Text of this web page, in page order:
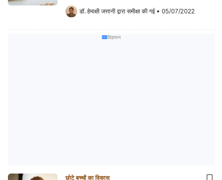
डॉ. हेमाक्षी जत्तानी द्वारा समीक्षा की गई • 05/07/2022
विज्ञापन
छोटे बच्चों का विकास